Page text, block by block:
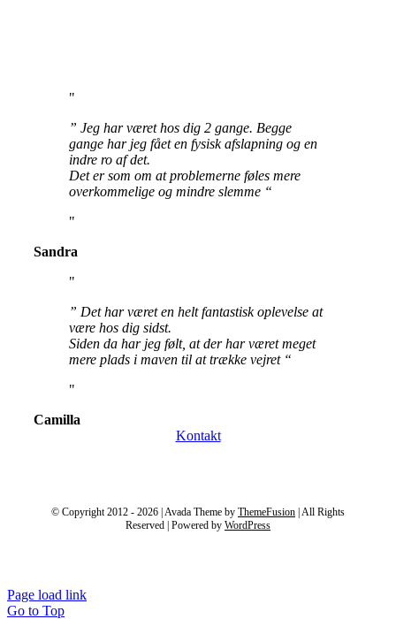
” Jeg har været hos dig 2 gange. Begge
gange har jeg fået en fysisk afslapning og en
indre ro af det.
Det er som om at problemerne føles mere
overkommelige og mindre slemme “
Sandra
” Det har været en helt fantastisk oplevelse at
være hos dig sidst.
Siden da har jeg følt, at der har været meget
mere plads i maven til at trække vejret “
Camilla
Kontakt
© Copyright 2012 - 2026 | Avada Theme by ThemeFusion | All Rights
Reserved | Powered by WordPress
Page load link
Go to Top